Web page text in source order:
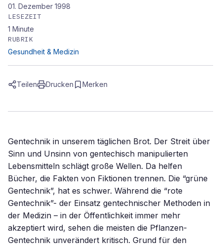
01. Dezember 1998
LESEZEIT
1 Minute
RUBRIK
Gesundheit & Medizin
Teilen Drucken Merken
Gentechnik in unserem täglichen Brot. Der Streit über
Sinn und Unsinn von gentechisch manipulierten
Lebensmitteln schlägt große Wellen. Da helfen
Bücher, die Fakten von Fiktionen trennen. Die “grüne
Gentechnik”, hat es schwer. Während die “rote
Gentechnik”- der Einsatz gentechnischer Methoden in
der Medizin – in der Öffentlichkeit immer mehr
akzeptiert wird, sehen die meisten die Pflanzen-
Gentechnik unverändert kritisch. Grund für den